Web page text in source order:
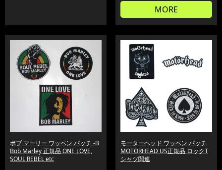
MORE
ボブ マーリー ワッペン パッチ -B
Bob Marley 正規品 ONE LOVE,
SOUL REBEL etc
モーターヘッド ワッペン パッチ
MOTORHEAD US正規品 ロックT
シャツ関連